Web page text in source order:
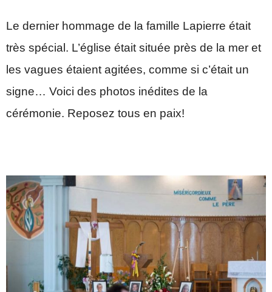
Le dernier hommage de la famille Lapierre était
très spécial. L’église était située près de la mer et
les vagues étaient agitées, comme si c’était un
signe… Voici des photos inédites de la
cérémonie. Reposez tous en paix!